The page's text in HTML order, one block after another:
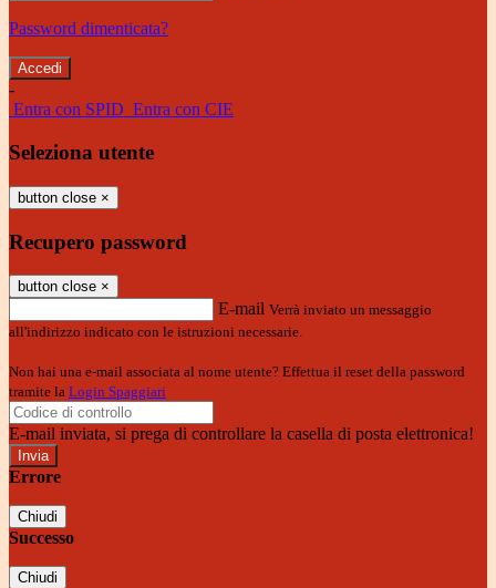
Password dimenticata?
-
Entra con SPID Entra con CIE
Seleziona utente
button close ×
Recupero password
button close ×
E-mail Verrà inviato un messaggio
all'indirizzo indicato con le istruzioni necessarie.
Non hai una e-mail associata al nome utente? Effettua il reset della password
tramite la Login Spaggiari
E-mail inviata, si prega di controllare la casella di posta elettronica!
Errore
Chiudi
Successo
Chiudi